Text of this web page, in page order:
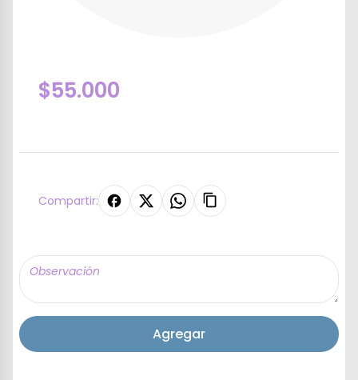
$55.000
Compartir:
Agregar